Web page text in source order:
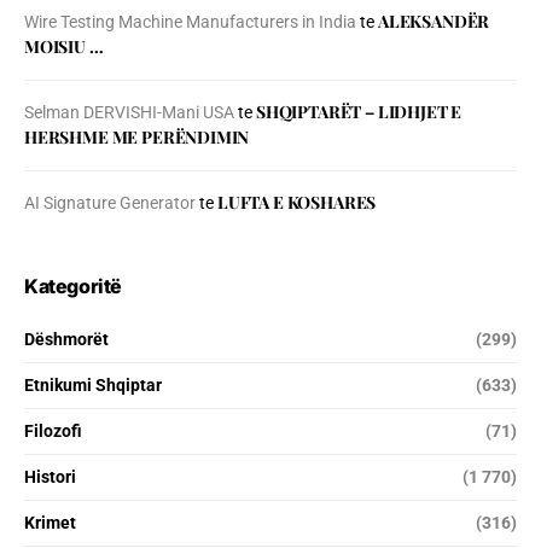
Wire Testing Machine Manufacturers in India teALEKSANDËR
MOISIU …
Selman DERVISHI-Mani USAteSHQIPTARËT – LIDHJET E
HERSHME ME PERËNDIMIN
AI Signature GeneratorteLUFTA E KOSHARES
Kategoritë
Dëshmorët (299)
Etnikumi Shqiptar (633)
Filozofi (71)
Histori (1 770)
Krimet (316)